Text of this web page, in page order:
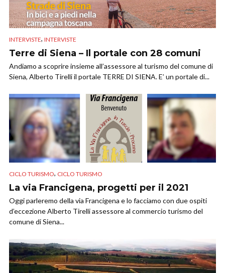
INTERVISTE, INTERVISTE
Terre di Siena – Il portale con 28 comuni
Andiamo a scoprire insieme all’assessore al turismo del comune di
Siena, Alberto Tirelli il portale TERRE DI SIENA. E’ un portale di...
CICLO TURISMO, CICLO TURISMO
La via Francigena, progetti per il 2021
Oggi parleremo della via Francigena e lo facciamo con due ospiti
d’eccezione Alberto Tirelli assessore al commercio turismo del
comune di Siena...